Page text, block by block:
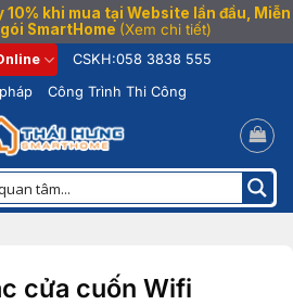
10% khi mua tại Website lần đầu, Miễn
SmartHome (Xem chi tiết)
CSKH:058 3838 555
Công Trình Thi Công
cửa cuốn Wifi